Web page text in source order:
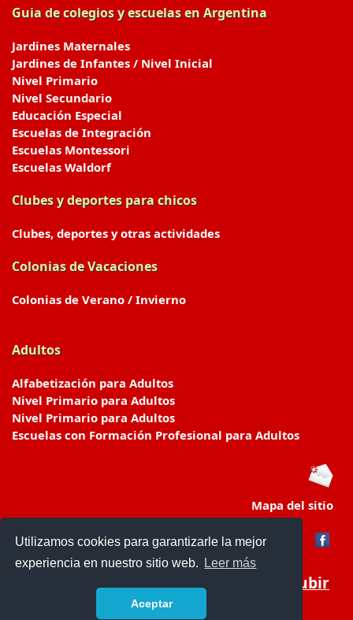
Utilizamos cookies para garantizarle la mejor
experiencia en nuestro sitio web.
Leer más
Aceptar
Guia de colegios y escuelas en Argentina
Jardines Maternales
Jardines de Infantes / Nivel Inicial
Nivel Primario
Nivel Secundario
Educación Especial
Escuelas de Integración
Escuelas Montessori
Escuelas Waldorf
Clubes y deportes para chicos
Clubes, deportes y otras actividades
Colonias de Vacaciones
Colonias de Verano / Invierno
Adultos
Alfabetización para Adultos
Nivel Primario para Adultos
Nivel Primario para Adultos
Escuelas con Formación Profesional para Adultos
Mapa del sitio
Subir